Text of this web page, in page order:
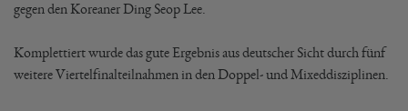
gegen den Koreaner Ding Seop Lee.
Komplettiert wurde das gute Ergebnis aus deutscher Sicht durch fünf
weitere Viertelfinalteilnahmen in den Doppel- und Mixeddisziplinen.